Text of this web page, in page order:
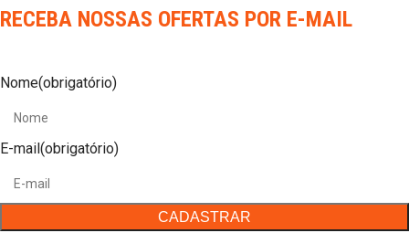
RECEBA NOSSAS OFERTAS POR E-MAIL
Nome(obrigatório)
E-mail (obrigatório)